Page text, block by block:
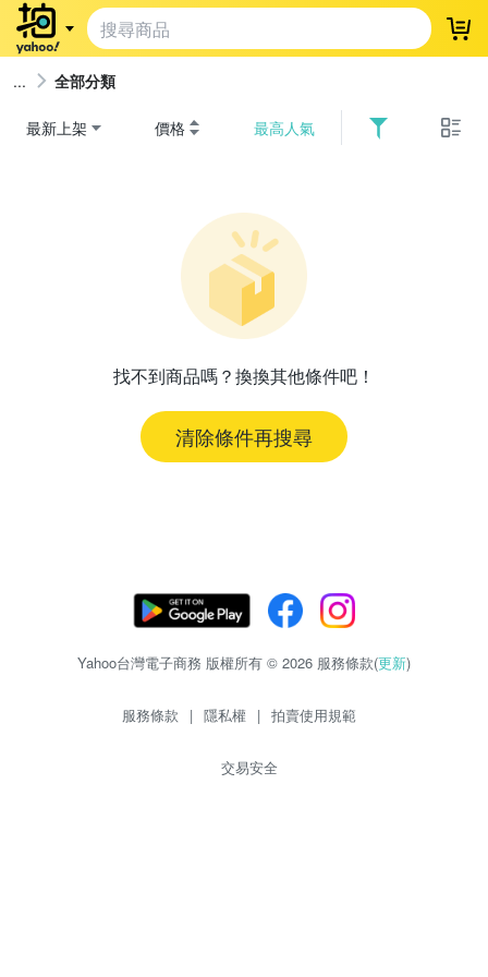
登
全部分類
最新上架 價格 最高人氣
找不到商品嗎？換換其他條件吧！
清除條件再搜尋
Yahoo台灣電子商務 版權所有 © 2026 服務條款(更新)
服務條款 | 隱私權 | 拍賣使用規範
交易安全